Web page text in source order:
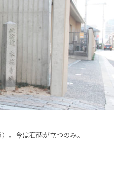
。今は石碑が立つのみ。